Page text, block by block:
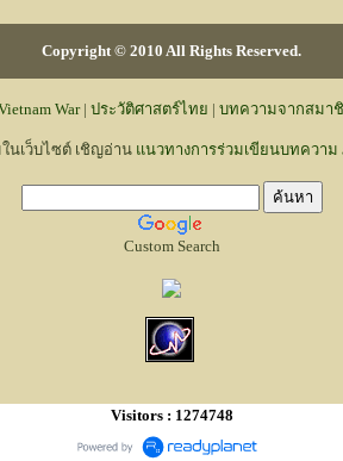
Copyright © 2010 All Rights Reserved.
War| ประวัติศาสตร์ไทย | บทความจากสมา
นเว็บไซต์ เชิญอ่าน แนวทางการร่วมเขียนบทควา
Custom Search
Visitors : 1274748